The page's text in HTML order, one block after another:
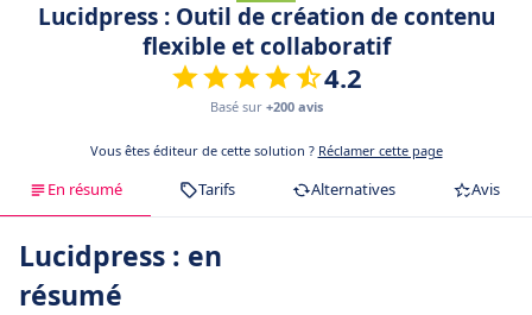
Lucidpress : Outil de création de contenu
flexible et collaboratif
4.2
Basé sur +200 avis
Vous êtes éditeur de cette solution ? Réclamer cette page
En résumé Tarifs Alternatives Avis
Lucidpress : en
résumé